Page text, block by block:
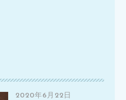
2020年6月22日